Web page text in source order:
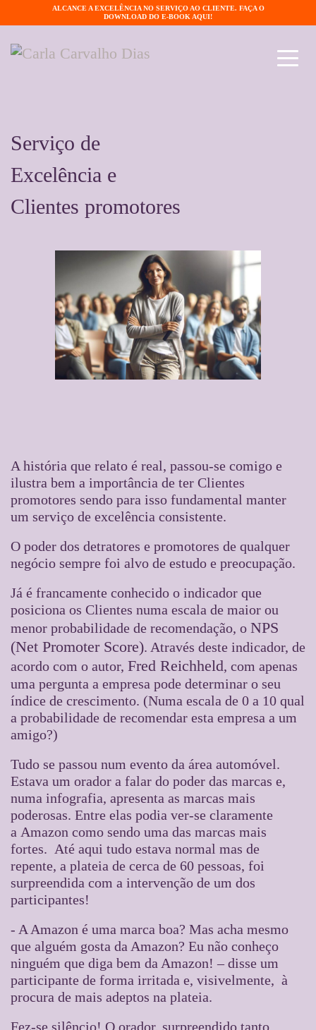
ALCANCE A EXCELÊNCIA NO SERVIÇO AO CLIENTE. FAÇA O
DOWNLOAD DO E-BOOK AQUI!
Serviço de
Excelência e
Clientes promotores
A história que relato é real, passou-se comigo e
ilustra bem a importância de ter Clientes
promotores sendo para isso fundamental manter
um serviço de excelência consistente.
O poder dos detratores e promotores de qualquer
negócio sempre foi alvo de estudo e preocupação.
Já é francamente conhecido o indicador que
posiciona os Clientes numa escala de maior ou
menor probabilidade de recomendação, o NPS
(Net Promoter Score). Através deste indicador, de
acordo com o autor, Fred Reichheld, com apenas
uma pergunta a empresa pode determinar o seu
índice de crescimento. (Numa escala de 0 a 10 qual
a probabilidade de recomendar esta empresa a um
amigo?)
Tudo se passou num evento da área automóvel.
Estava um orador a falar do poder das marcas e,
numa infografia, apresenta as marcas mais
poderosas. Entre elas podia ver-se claramente
a Amazon como sendo uma das marcas mais
fortes. Até aqui tudo estava normal mas de
repente, a plateia de cerca de 60 pessoas, foi
surpreendida com a intervenção de um dos
participantes!
- A Amazon é uma marca boa? Mas acha mesmo
que alguém gosta da Amazon? Eu não conheço
ninguém que diga bem da Amazon! – disse um
participante de forma irritada e, visivelmente, à
procura de mais adeptos na plateia.
Fez-se silêncio! O orador, surpreendido tanto